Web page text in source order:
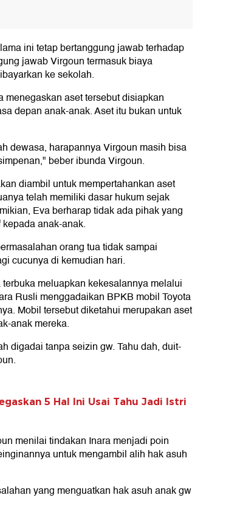
ini tetap bertanggung jawab terhadap
jawab Virgoun termasuk biaya
ke sekolah.
menegaskan aset tersebut disiapkan
depan anak-anak. Aset itu bukan untuk
dewasa, harapannya Virgoun masih bisa
beber ibunda Virgoun.
diambil untuk mempertahankan aset
telah memiliki dasar hukum sejak
Eva berharap tidak ada pihak yang
anak-anak.
orang tua tidak sampai
cucunya di kemudian hari.
meluapkan kekesalannya melalui
Rusli menggadaikan BPKB mobil Toyota
Mobil tersebut diketahui merupakan aset
anak mereka.
digadai tanpa seizin gw. Tahu dah, duit-
5 Hal Ini Usai Tahu Jadi Istri
menilai tindakan Inara menjadi poin
untuk mengambil alih hak asuh
yang menguatkan hak asuh anak gw